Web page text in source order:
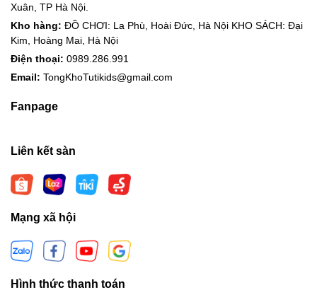
Xuân, TP Hà Nội.
Kho hàng: ĐỒ CHƠI: La Phù, Hoài Đức, Hà Nội KHO SÁCH: Đại
Kim, Hoàng Mai, Hà Nội
Điện thoại: 0989.286.991
Email: TongKhoTutikids@gmail.com
Fanpage
Liên kết sàn
Mạng xã hội
Hình thức thanh toán